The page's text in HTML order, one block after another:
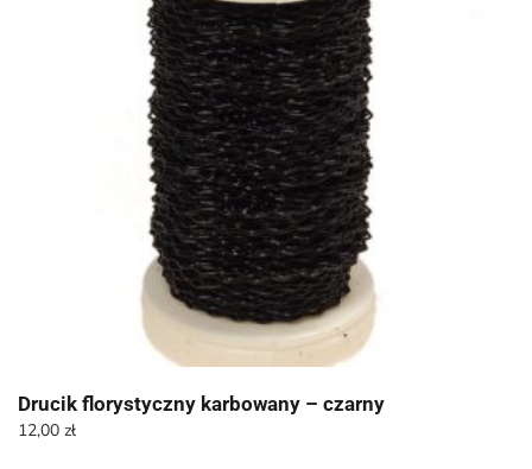
Drucik florystyczny karbowany – czarny
12,00 zł